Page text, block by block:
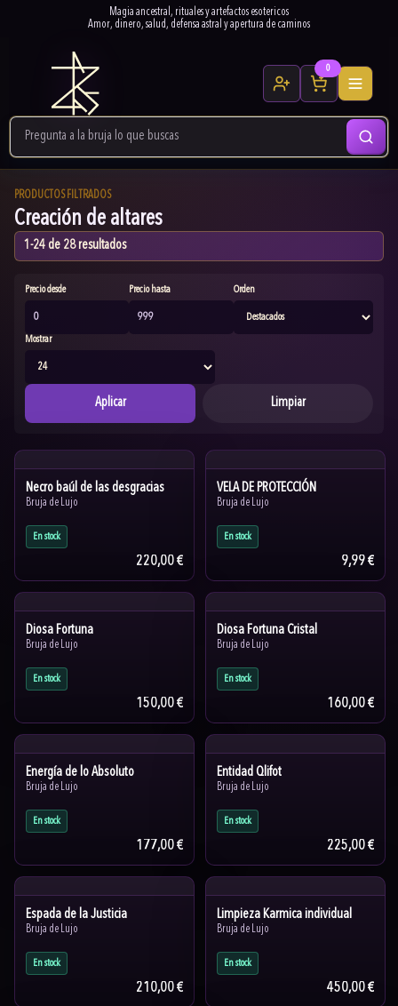
Magia ancestral, rituales y artefactos esotericos
Amor, dinero, salud, defensa astral y apertura de caminos
0
PRODUCTOS FILTRADOS
Creación de altares
1-24 de 28 resultados
Precio desde Precio hasta Orden
Mostrar
Aplicar Limpiar
Necro baúl de las desgracias
Bruja de Lujo
En stock
220,00 €
VELA DE PROTECCIÓN
Bruja de Lujo
En stock
9,99 €
Diosa Fortuna
Bruja de Lujo
En stock
150,00 €
Diosa Fortuna Cristal
Bruja de Lujo
En stock
160,00 €
Energía de lo Absoluto
Bruja de Lujo
En stock
177,00 €
Entidad Qlifot
Bruja de Lujo
En stock
225,00 €
Espada de la Justicia
Bruja de Lujo
En stock
210,00 €
Limpieza Karmica individual
Bruja de Lujo
En stock
450,00 €